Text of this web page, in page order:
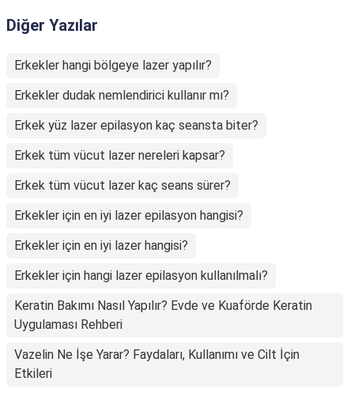
Diğer Yazılar
Erkekler hangi bölgeye lazer yapılır?
Erkekler dudak nemlendirici kullanır mı?
Erkek yüz lazer epilasyon kaç seansta biter?
Erkek tüm vücut lazer nereleri kapsar?
Erkek tüm vücut lazer kaç seans sürer?
Erkekler için en iyi lazer epilasyon hangisi?
Erkekler için en iyi lazer hangisi?
Erkekler için hangi lazer epilasyon kullanılmalı?
Keratin Bakımı Nasıl Yapılır? Evde ve Kuaförde Keratin
Uygulaması Rehberi
Vazelin Ne İşe Yarar? Faydaları, Kullanımı ve Cilt İçin
Etkileri